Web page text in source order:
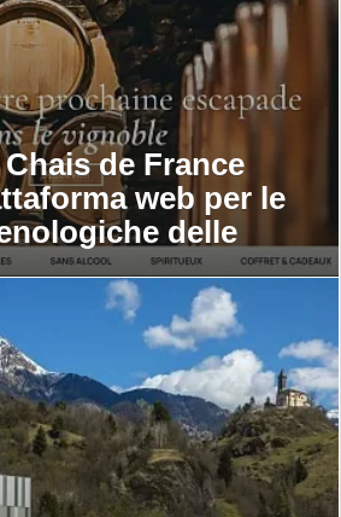
de France
web per le
delle